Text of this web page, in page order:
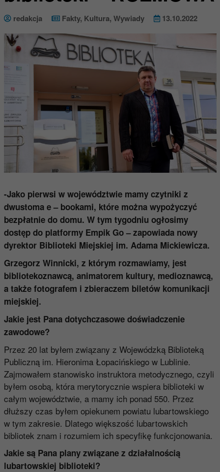
redakcja Fakty, Kultura, Wywiady 13.10.2022
-Jako pierwsi w województwie mamy czytniki z
dwustoma e – bookami, które można wypożyczyć
bezpłatnie do domu. W tym tygodniu ogłosimy
dostęp do platformy Empik Go – zapowiada nowy
dyrektor Biblioteki Miejskiej im. Adama Mickiewicza.
Grzegorz Winnicki, z którym rozmawiamy, jest
bibliotekoznawcą, animatorem kultury, medioznawcą,
a także fotografem i zbieraczem biletów komunikacji
miejskiej.
Jakie jest Pana dotychczasowe doświadczenie
zawodowe?
Przez 20 lat byłem związany z Wojewódzką Biblioteką
Publiczną im. Hieronima Łopacińskiego w Lublinie.
Zajmowałem stanowisko instruktora metodycznego, czyli
byłem osobą, która merytorycznie wspiera biblioteki w
całym województwie, a mamy ich ponad 550. Przez
dłuższy czas byłem opiekunem powiatu lubartowskiego
w tym zakresie. Dlatego większość lubartowskich
bibliotek znam i rozumiem ich specyfikę funkcjonowania.
Jakie są Pana plany związane z działalnością
lubartowskiej biblioteki?